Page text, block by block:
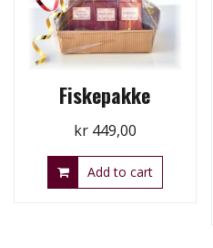
Fiskepakke
kr449,00
Add to cart